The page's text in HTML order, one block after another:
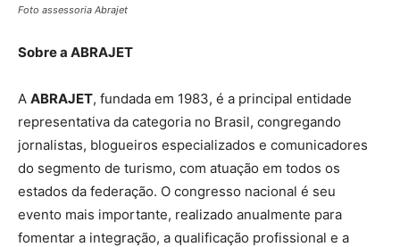
Foto assessoria Abrajet
Sobre a ABRAJET
A ABRAJET, fundada em 1983, é a principal entidade
representativa da categoria no Brasil, congregando
jornalistas, blogueiros especializados e comunicadores
do segmento de turismo, com atuação em todos os
estados da federação. O congresso nacional é seu
evento mais importante, realizado anualmente para
fomentar a integração, a qualificação profissional e a